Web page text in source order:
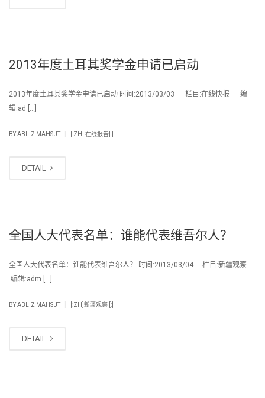
2013年度土耳其奖学金申请已启动
2013年度土耳其奖学金申请已启动 时间:2013/03/03 栏目:在线快报 编
辑:ad […]
BYABLIZ MAHSUT [:ZH] 在线报告[:]
DETAIL
全国人大代表名单：谁能代表维吾尔人？
全国人大代表名单：谁能代表维吾尔人？ 时间:2013/03/04 栏目:新疆观察
编辑:adm […]
BYABLIZ MAHSUT [:ZH]新疆观察 [:]
DETAIL